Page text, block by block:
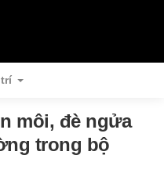
môi, đè ngửa
trong bộ